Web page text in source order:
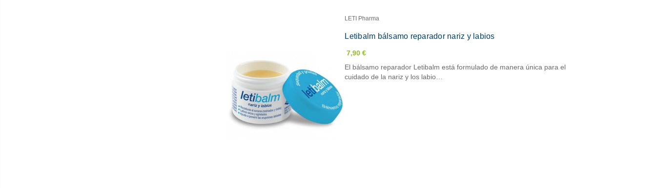
LETI Pharma
Letibalm bálsamo reparador nariz y labios
7,90 €
El bálsamo reparador Letibalm está formulado de manera única para el
cuidado de la nariz y los labio…